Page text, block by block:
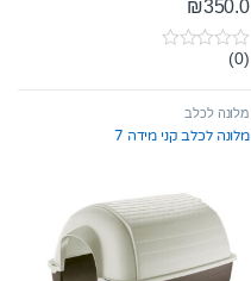
₪350.0
0
t
o
f
(0)
מלונה לכלב
מלונה לכלב קני מידה 7